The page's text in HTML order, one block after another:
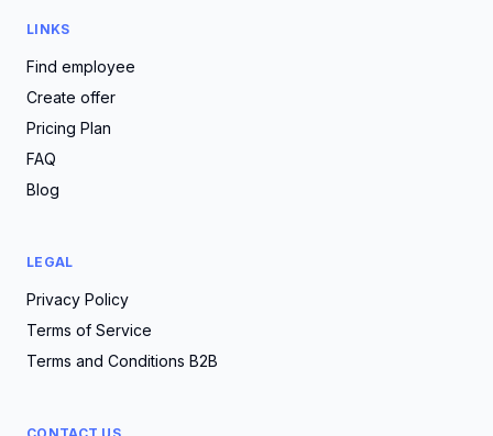
LINKS
Find employee
Create offer
Pricing Plan
FAQ
Blog
LEGAL
Privacy Policy
Terms of Service
Terms and Conditions B2B